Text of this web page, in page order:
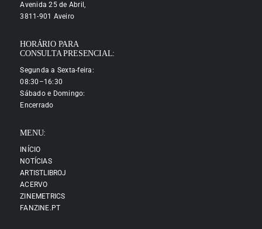
Avenida 25 de Abril,
3811-901 Aveiro
HORÁRIO PARA
CONSULTA PRESENCIAL:
Segunda a Sexta-feira:
08:30–16:30
Sábado e Domingo:
Encerrado
MENU:
INÍCIO
NOTÍCIAS
ARTISTLIBROJ
ACERVO
ZINEMETRICS
FANZINE.PT